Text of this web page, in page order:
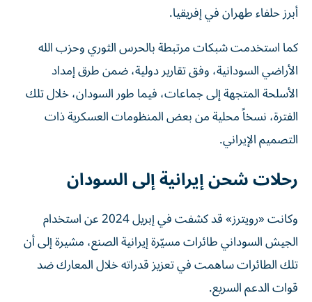
أبرز حلفاء طهران في إفريقيا.
كما استخدمت شبكات مرتبطة بالحرس الثوري وحزب الله
الأراضي السودانية، وفق تقارير دولية، ضمن طرق إمداد
الأسلحة المتجهة إلى جماعات، فيما طور السودان، خلال تلك
الفترة، نسخاً محلية من بعض المنظومات العسكرية ذات
التصميم الإيراني.
رحلات شحن إيرانية إلى السودان
وكانت «رويترز» قد كشفت في إبريل 2024 عن استخدام
الجيش السوداني طائرات مسيّرة إيرانية الصنع، مشيرة إلى أن
تلك الطائرات ساهمت في تعزيز قدراته خلال المعارك ضد
قوات الدعم السريع.